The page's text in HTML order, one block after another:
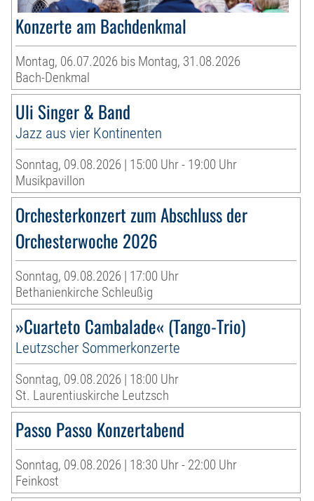
Konzerte am Bachdenkmal
Montag, 06.07.2026 bis Montag, 31.08.2026
Bach-Denkmal
Uli Singer & Band
Jazz aus vier Kontinenten
Sonntag, 09.08.2026 | 15:00 Uhr - 19:00 Uhr
Musikpavillon
Orchesterkonzert zum Abschluss der
Orchesterwoche 2026
Sonntag, 09.08.2026 | 17:00 Uhr
Bethanienkirche Schleußig
»Cuarteto Cambalade« (Tango-Trio)
Leutzscher Sommerkonzerte
Sonntag, 09.08.2026 | 18:00 Uhr
St. Laurentiuskirche Leutzsch
Passo Passo Konzertabend
Sonntag, 09.08.2026 | 18:30 Uhr - 22:00 Uhr
Feinkost